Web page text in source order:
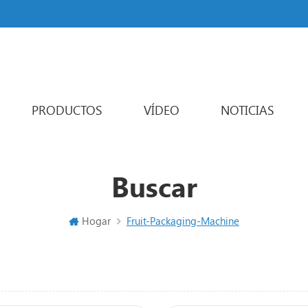
PRODUCTOS VÍDEO NOTICIAS
Buscar
Hogar Fruit-Packaging-Machine